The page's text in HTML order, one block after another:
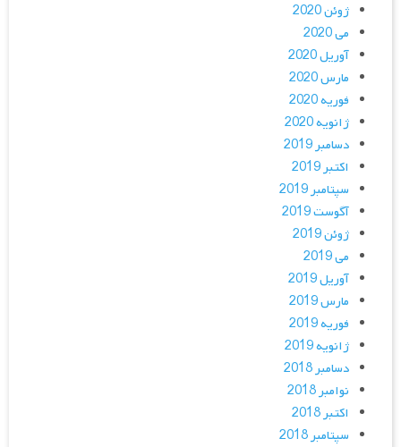
ژوئن 2020
می 2020
آوریل 2020
مارس 2020
فوریه 2020
ژانویه 2020
دسامبر 2019
اکتبر 2019
سپتامبر 2019
آگوست 2019
ژوئن 2019
می 2019
آوریل 2019
مارس 2019
فوریه 2019
ژانویه 2019
دسامبر 2018
نوامبر 2018
اکتبر 2018
سپتامبر 2018